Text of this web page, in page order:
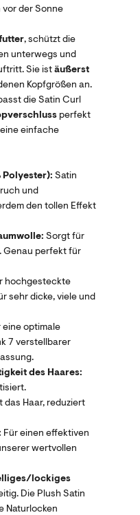
vor der Sonne
, schützt die
unterwegs und
Sie ist äußerst
Kopfgrößen an.
die Satin Curl
perfekt
einfache
Polyester): Satin
und
den tollen Effekt
Sorgt für
Genau perfekt für
hochgesteckte
sehr dicke, viele und
eine optimale
7 verstellbarer
des Haares:
das Haar, reduziert
Für einen effektiven
wertvollen
lockiges
Die Plush Satin
Naturlocken